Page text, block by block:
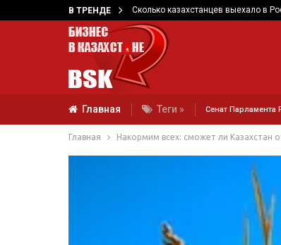
В ТРЕНДЕ Сколько казахстанцев выехало в
Главная Теги » Сенат Парламента
Главная Накормим всех: сможет ли Казахстан